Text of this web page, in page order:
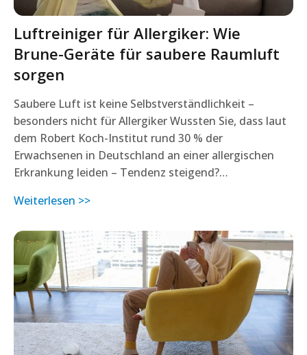
Luftreiniger für Allergiker: Wie
Brune-Geräte für saubere Raumluft
sorgen
Saubere Luft ist keine Selbstverständlichkeit –
besonders nicht für Allergiker Wussten Sie, dass laut
dem Robert Koch-Institut rund 30 % der
Erwachsenen in Deutschland an einer allergischen
Erkrankung leiden – Tendenz steigend?…
Weiterlesen >>